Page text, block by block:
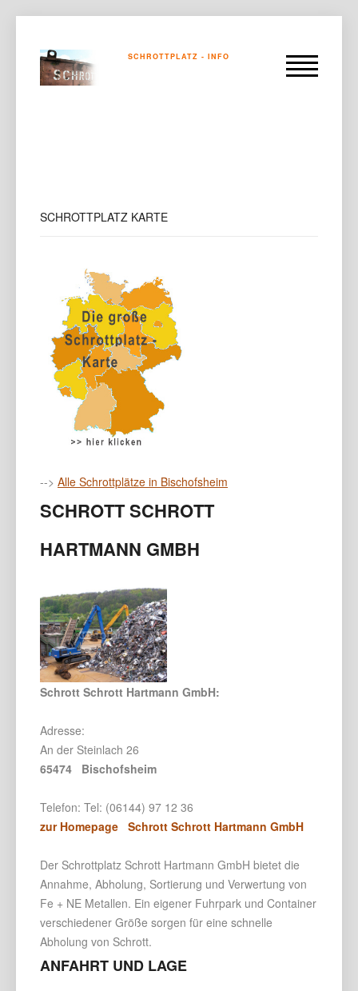
SCHROTTPLATZ - INFO
SCHROTTPLATZ KARTE
--> Alle Schrottplätze in Bischofsheim
SCHROTT SCHROTT
HARTMANN GMBH
Schrott Schrott Hartmann GmbH:
Adresse:
An der Steinlach 26
65474 Bischofsheim
Telefon: Tel: (06144) 97 12 36
zur Homepage Schrott Schrott Hartmann GmbH
Der Schrottplatz Schrott Hartmann GmbH bietet die
Annahme, Abholung, Sortierung und Verwertung von
Fe + NE Metallen. Ein eigener Fuhrpark und Container
verschiedener Größe sorgen für eine schnelle
Abholung von Schrott.
ANFAHRT UND LAGE